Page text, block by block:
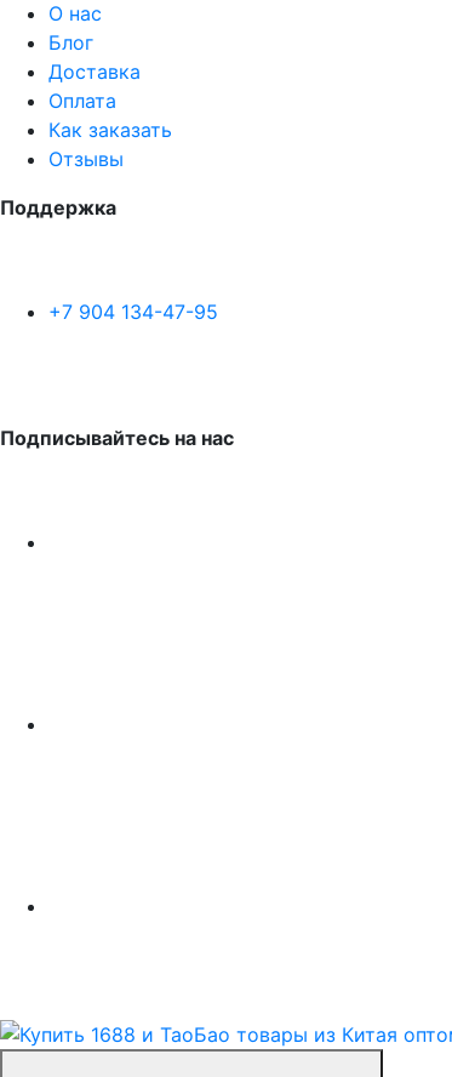
О нас
Блог
Доставка
Оплата
Как заказать
Отзывы
Поддержка
+7 904 134-47-95
Подписывайтесь на нас